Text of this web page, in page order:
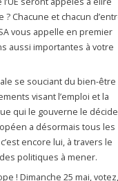
Chacune et chacun
vous appelle en premier
aussi importantes à votre
se souciant du bien-être
visant l’emploi et la
qui le gouverne le
a désormais tous les
encore lui, à travers le
politiques à mener.
! Dimanche 25 mai, votez,